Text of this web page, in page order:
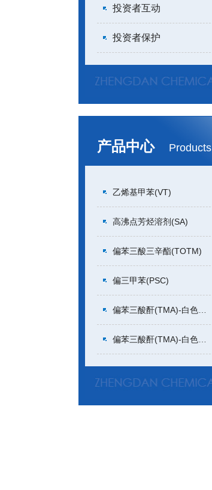
投资者互动
投资者保护
产品中心 Products
乙烯基甲苯(VT)
高沸点芳烃溶剂(SA)
偏苯三酸三辛酯(TOTM)
偏三甲苯(PSC)
偏苯三酸酐(TMA)-白色或微黄色颗粒状
偏苯三酸酐(TMA)-白色或微黄色片状